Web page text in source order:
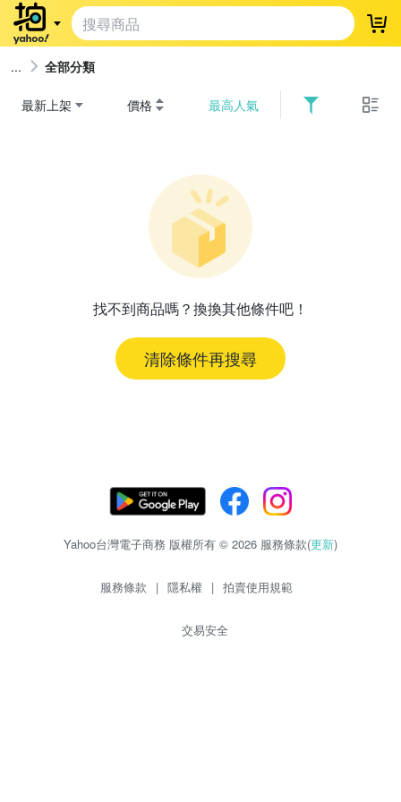
登
全部分類
最新上架 價格 最高人氣
找不到商品嗎？換換其他條件吧！
清除條件再搜尋
Yahoo台灣電子商務 版權所有 © 2026 服務條款(更新)
服務條款 | 隱私權 | 拍賣使用規範
交易安全